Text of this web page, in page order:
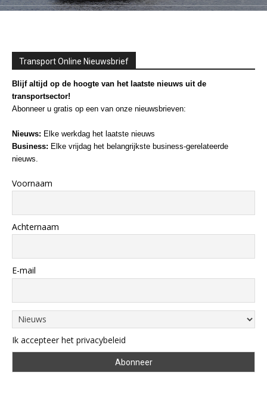
Transport Online Nieuwsbrief
Blijf altijd op de hoogte van het laatste nieuws uit de
transportsector!
Abonneer u gratis op een van onze nieuwsbrieven:
Nieuws: Elke werkdag het laatste nieuws
Business: Elke vrijdag het belangrijkste business-gerelateerde
nieuws.
Voornaam
Achternaam
E-mail
Ik accepteer het privacybeleid